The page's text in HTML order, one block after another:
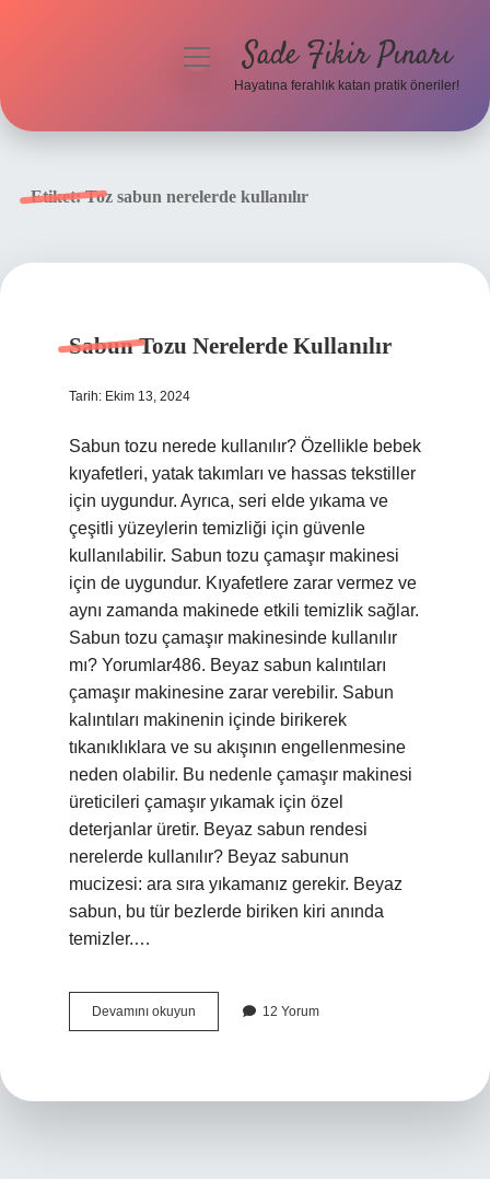
menüyüSade Fikir Pınarı
Hayatına ferahlık katan pratik öneriler!
Etiket:Toz sabun nerelerde kullanılır
Sabun Tozu Nerelerde Kullanılır
Tarih: Ekim 13, 2024
Sabun tozu nerede kullanılır? Özellikle bebek
kıyafetleri, yatak takımları ve hassas tekstiller
için uygundur. Ayrıca, seri elde yıkama ve
çeşitli yüzeylerin temizliği için güvenle
kullanılabilir. Sabun tozu çamaşır makinesi
için de uygundur. Kıyafetlere zarar vermez ve
aynı zamanda makinede etkili temizlik sağlar.
Sabun tozu çamaşır makinesinde kullanılır
mı? Yorumlar486. Beyaz sabun kalıntıları
çamaşır makinesine zarar verebilir. Sabun
kalıntıları makinenin içinde birikerek
tıkanıklıklara ve su akışının engellenmesine
neden olabilir. Bu nedenle çamaşır makinesi
üreticileri çamaşır yıkamak için özel
deterjanlar üretir. Beyaz sabun rendesi
nerelerde kullanılır? Beyaz sabunun
mucizesi: ara sıra yıkamanız gerekir. Beyaz
sabun, bu tür bezlerde biriken kiri anında
temizler.…
Devamını okuyun
Tozu
12 Yorum